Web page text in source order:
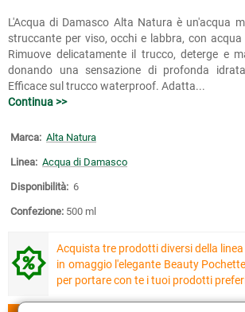
L'Acqua di Damasco Alta Natura è un'acqua
struccante per viso, occhi e labbra, con acqua
Rimuove delicatamente il trucco, deterge e
donando una sensazione di profonda
Efficace sul trucco waterproof. Adatta...
Continua >>
Marca: Alta Natura
Linea: Acqua di Damasco
Disponibilità: 6
Confezione: 500 ml
Acquista tre prodotti diversi della
in omaggio l'elegante Beauty
per portare con te i tuoi prodotti